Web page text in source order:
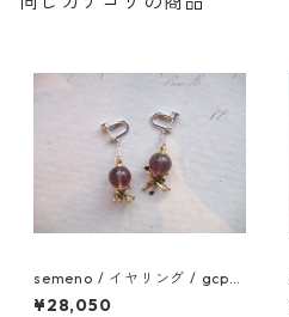
semeno / イヤリング / gcp-
08 / 25aw
¥28,050